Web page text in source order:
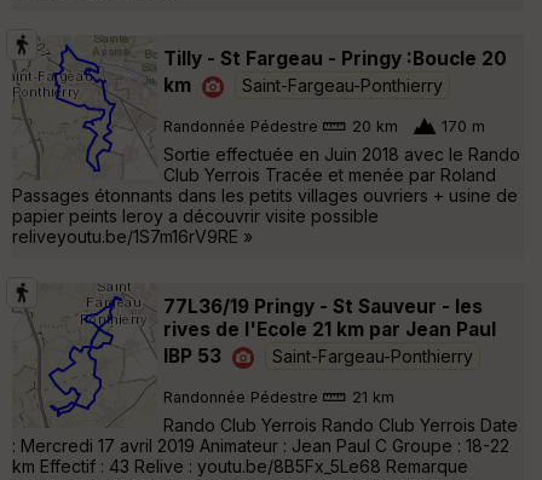
Tilly - St Fargeau - Pringy :Boucle 20
km
Saint-Fargeau-Ponthierry
Randonnée Pédestre 20 km 170 m
Sortie effectuée en Juin 2018 avec le Rando
Club Yerrois Tracée et menée par Roland
Passages étonnants dans les petits villages ouvriers + usine de
papier peints leroy a découvrir visite possible
reliveyoutu.be/1S7m16rV9RE »
77L36/19 Pringy - St Sauveur - les
rives de l'Ecole 21 km par Jean Paul
IBP 53
Saint-Fargeau-Ponthierry
Randonnée Pédestre 21 km
Rando Club Yerrois Rando Club Yerrois Date
: Mercredi 17 avril 2019 Animateur : Jean Paul C Groupe : 18-22
km Effectif : 43 Relive : youtu.be/8B5Fx_5Le68 Remarque